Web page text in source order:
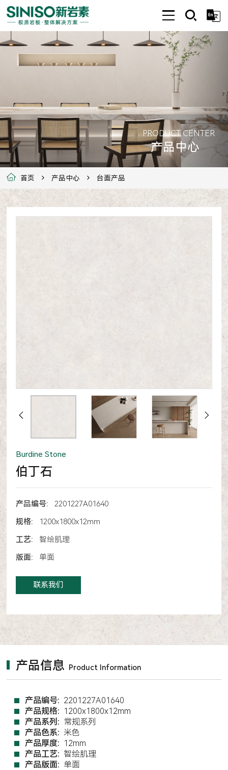
PRODUCT CENTER
产品中心
首页 产品中心 台面产品
Burdine Stone
伯丁石
产品编号:
2201227A01640
规格:
1200x1800x12mm
工艺:
智绘肌理
版面:
单面
联系我们
产品信息 Product Information
产品编号: 2201227A01640
产品规格: 1200x1800x12mm
产品系列: 常规系列
产品色系: 米色
产品厚度: 12mm
产品工艺: 智绘肌理
产品版面: 单面